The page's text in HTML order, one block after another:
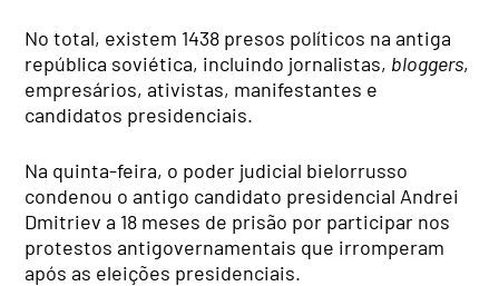
No total, existem 1438 presos políticos na antiga
república soviética, incluindo jornalistas, bloggers,
empresários, ativistas, manifestantes e
candidatos presidenciais.
Na quinta-feira, o poder judicial bielorrusso
condenou o antigo candidato presidencial Andrei
Dmitriev a 18 meses de prisão por participar nos
protestos antigovernamentais que irromperam
após as eleições presidenciais.